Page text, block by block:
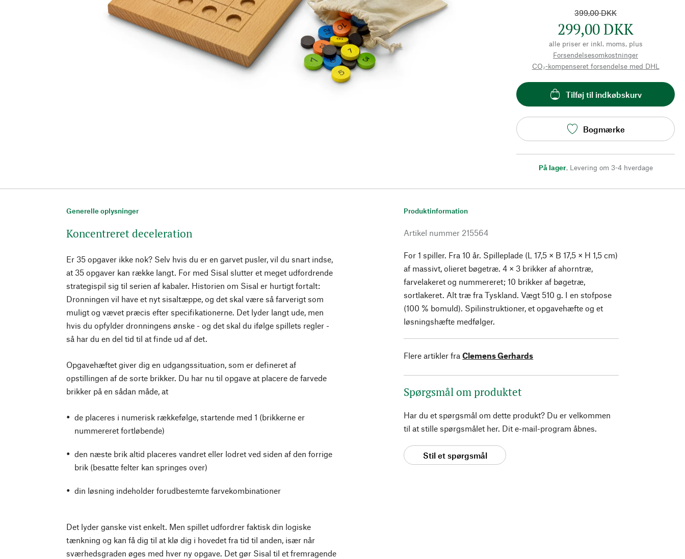
399,00 DKK
299,00 DKK
alle priser er inkl. moms, plus
Forsendelsesomkostninger
CO₂-kompenseret forsendelse med DHL
Tilføj til indkøbskurv
Bogmærke
På lager, Levering om 3-4 hverdage
Generelle oplysninger
Koncentreret deceleration
Er 35 opgaver ikke nok? Selv hvis du er en garvet pusler, vil du snart indse,
at 35 opgaver kan række langt. For med Sisal slutter et meget udfordrende
strategispil sig til serien af kabaler. Historien om Sisal er hurtigt fortalt:
Dronningen vil have et nyt sisaltæppe, og det skal være så farverigt som
muligt og vævet præcis efter specifikationerne. Det lyder langt ude, men
hvis du opfylder dronningens ønske - og det skal du ifølge spillets regler -
så har du en del tid til at finde ud af det.
Opgavehæftet giver dig en udgangssituation, som er defineret af
opstillingen af de sorte brikker. Du har nu til opgave at placere de farvede
brikker på en sådan måde, at
de placeres i numerisk rækkefølge, startende med 1 (brikkerne er
nummereret fortløbende)
den næste brik altid placeres vandret eller lodret ved siden af den forrige
brik (besatte felter kan springes over)
din løsning indeholder forudbestemte farvekombinationer
Det lyder ganske vist enkelt. Men spillet udfordrer faktisk din logiske
tænkning og kan få dig til at klø dig i hovedet fra tid til anden, især når
sværhedsgraden øges med hver ny opgave. Det gør Sisal til et fremragende
Produktinformation
Artikel nummer 215564
For 1 spiller. Fra 10 år. Spilleplade (L 17,5 × B 17,5 × H 1,5 cm)
af massivt, olieret bøgetræ. 4 × 3 brikker af ahorntræ,
farvelakeret og nummereret; 10 brikker af bøgetræ,
sortlakeret. Alt træ fra Tyskland. Vægt 510 g. I en stofpose
(100 % bomuld). Spilinstruktioner, et opgavehæfte og et
løsningshæfte medfølger.
Flere artikler fra Clemens Gerhards
Spørgsmål om produktet
Har du et spørgsmål om dette produkt? Du er velkommen
til at stille spørgsmålet her. Dit e-mail-program åbnes.
Stil et spørgsmål